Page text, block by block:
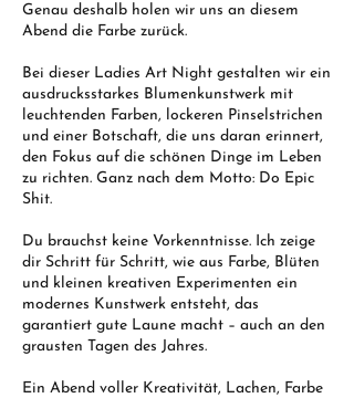
Genau deshalb holen wir uns an diesem
Abend die Farbe zurück.
Bei dieser Ladies Art Night gestalten wir ein
ausdrucksstarkes Blumenkunstwerk mit
leuchtenden Farben, lockeren Pinselstrichen
und einer Botschaft, die uns daran erinnert,
den Fokus auf die schönen Dinge im Leben
zu richten. Ganz nach dem Motto: Do Epic
Shit.
Du brauchst keine Vorkenntnisse. Ich zeige
dir Schritt für Schritt, wie aus Farbe, Blüten
und kleinen kreativen Experimenten ein
modernes Kunstwerk entsteht, das
garantiert gute Laune macht – auch an den
grausten Tagen des Jahres.
Ein Abend voller Kreativität, Lachen, Farbe